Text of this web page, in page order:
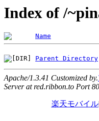
Index of /
Name
Parent Directory
Apache/1.3.41 Customized by.
Server at red.ribbon.to Port 80
楽天モバイル